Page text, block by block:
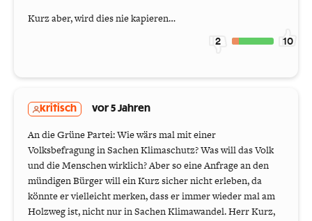
Kurz aber, wird dies nie kapieren…
2 10
kritisch vor 5 Jahren
An die Grüne Partei: Wie wärs mal mit einer
Volksbefragung in Sachen Klimaschutz? Was will das Volk
und die Menschen wirklich? Aber so eine Anfrage an den
mündigen Bürger will ein Kurz sicher nicht erleben, da
könnte er vielleicht merken, dass er immer wieder mal am
Holzweg ist, nicht nur in Sachen Klimawandel. Herr Kurz,